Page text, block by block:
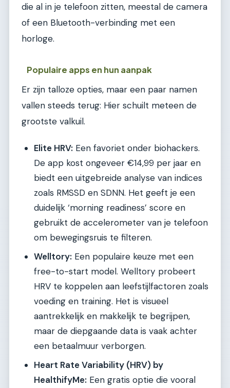
die al in je telefoon zitten, meestal de camera
of een Bluetooth-verbinding met een
horloge.
Populaire apps en hun aanpak
Er zijn talloze opties, maar een paar namen
vallen steeds terug: Hier schuilt meteen de
grootste valkuil.
Elite HRV: Een favoriet onder biohackers.
De app kost ongeveer €14,99 per jaar en
biedt een uitgebreide analyse van indices
zoals RMSSD en SDNN. Het geeft je een
duidelijk ‘morning readiness’ score en
gebruikt de accelerometer van je telefoon
om bewegingsruis te filteren.
Welltory: Een populaire keuze met een
free-to-start model. Welltory probeert
HRV te koppelen aan leefstijlfactoren zoals
voeding en training. Het is visueel
aantrekkelijk en makkelijk te begrijpen,
maar de diepgaande data is vaak achter
een betaalmuur verborgen.
Heart Rate Variability (HRV) by
HealthifyMe: Een gratis optie die vooral